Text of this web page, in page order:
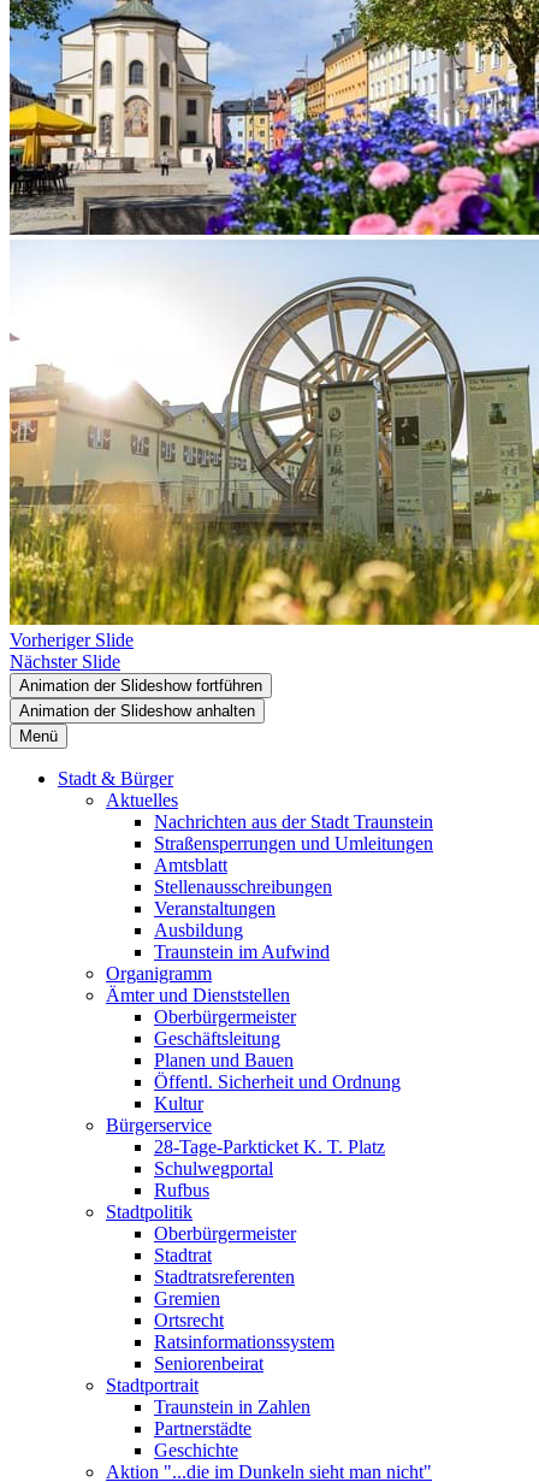
Vorheriger Slide
Nächster Slide
Animation der Slideshow fortführen
Animation der Slideshow anhalten
Menü
Stadt & Bürger
Aktuelles
Nachrichten aus der Stadt Traunstein
Straßensperrungen und Umleitungen
Amtsblatt
Stellenausschreibungen
Veranstaltungen
Ausbildung
Traunstein im Aufwind
Organigramm
Ämter und Dienststellen
Oberbürgermeister
Geschäftsleitung
Planen und Bauen
Öffentl. Sicherheit und Ordnung
Kultur
Bürgerservice
28-Tage-Parkticket K. T. Platz
Schulwegportal
Rufbus
Stadtpolitik
Oberbürgermeister
Stadtrat
Stadtratsreferenten
Gremien
Ortsrecht
Ratsinformationssystem
Seniorenbeirat
Stadtportrait
Traunstein in Zahlen
Partnerstädte
Geschichte
Aktion "...die im Dunkeln sieht man nicht"